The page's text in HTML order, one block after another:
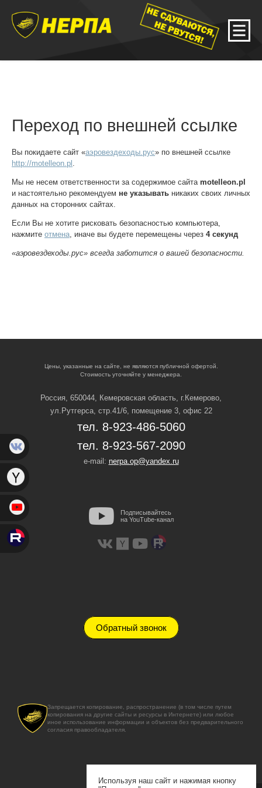
Переход по внешней ссылке
Вы покидаете сайт «аэровездеходы.рус» по внешней ссылке
http://motelleon.pl
Мы не несем ответственности за содержимое сайта motelleon.pl
и настоятельно рекомендуем не указывать никаких своих личных
данных на сторонних сайтах.
Если Вы не хотите рисковать безопасностью компьютера,
нажмите отмена , иначе вы будете перемещены через 4секунд
«аэровездеходы.рус» всегда заботится о вашей безопасности.
Цены, указанные на сайте, не являются публичной офертой.
Стоимость уточняйте у менеджера.
Россия, 650044, Кемеровская область, г.Кемерово,
ул.Рутгерса, стр.41/6, помещение 3, офис 22
тел. 8-923-486-5060
тел. 8-923-567-2090
e-mail: nerpa.op@yandex.ru
Подписывайтесь
на YouTube-канал
Обратный звонок
Запрещается копирование, распространение (в том числе путем
копирования на другие сайты и ресурсы в Интернете) или любое
иное использование информации и объектов без предварительного
согласия правообладателя.
Используя наш сайт и нажимая кнопку